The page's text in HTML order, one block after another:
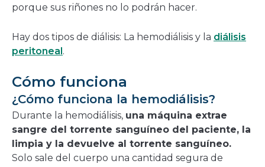
porque sus riñones no lo podrán hacer.
Hay dos tipos de diálisis: La hemodiálisis y la diálisis
peritoneal .
Cómo funciona
¿Cómo funciona la hemodiálisis?
Durante la hemodiálisis, una máquina extrae
sangre del torrente sanguíneo del paciente, la
limpia y la devuelve al torrente sanguíneo.
Solo sale del cuerpo una cantidad segura de